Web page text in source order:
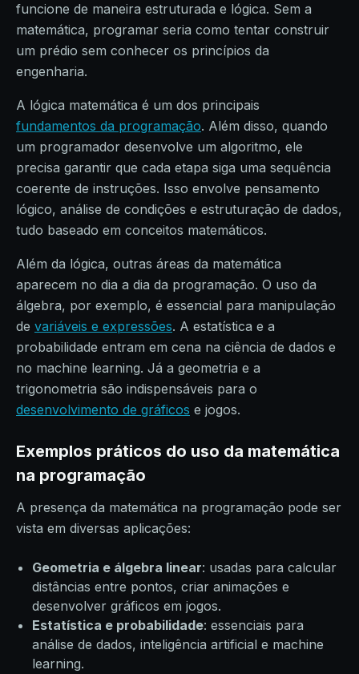
funcione de maneira estruturada e lógica. Sem a
matemática, programar seria como tentar construir
um prédio sem conhecer os princípios da
engenharia.
A lógica matemática é um dos principais
fundamentos da programação. Além disso, quando
um programador desenvolve um algoritmo, ele
precisa garantir que cada etapa siga uma sequência
coerente de instruções. Isso envolve pensamento
lógico, análise de condições e estruturação de dados,
tudo baseado em conceitos matemáticos.
Além da lógica, outras áreas da matemática
aparecem no dia a dia da programação. O uso da
álgebra, por exemplo, é essencial para manipulação
de variáveis e expressões. A estatística e a
probabilidade entram em cena na ciência de dados e
no machine learning. Já a geometria e a
trigonometria são indispensáveis para o
desenvolvimento de gráficos e jogos.
Exemplos práticos do uso da matemática
na programação
A presença da matemática na programação pode ser
vista em diversas aplicações:
Geometria e álgebra linear: usadas para calcular
distâncias entre pontos, criar animações e
desenvolver gráficos em jogos.
Estatística e probabilidade: essenciais para
análise de dados, inteligência artificial e machine
learning.